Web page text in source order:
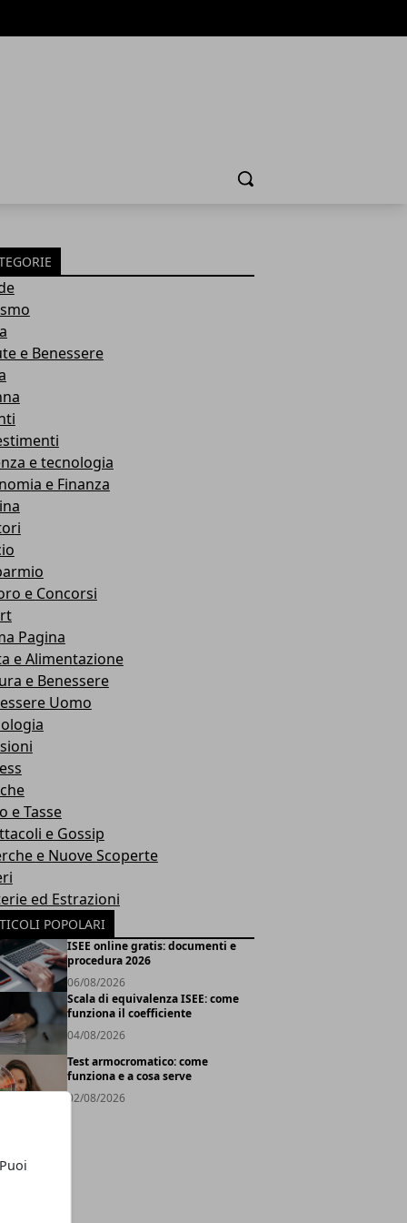
Cerca
e Benessere
e tecnologia
e Finanza
e Concorsi
Pagina
e Alimentazione
e Benessere
Uomo
e Tasse
e Gossip
e Nuove Scoperte
ed Estrazioni
POPOLARI
ISEE online gratis: documenti e
procedura 2026
06/08/2026
Scala di equivalenza ISEE: come
funziona il coefficiente
04/08/2026
Test armocromatico: come
funziona e a cosa serve
02/08/2026